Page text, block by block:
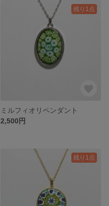
残り1点
ミルフィオリペンダント
2,500円
残り1点